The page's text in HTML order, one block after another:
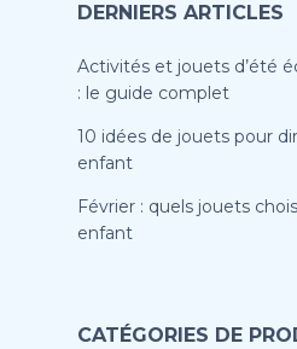
DERNIERS ARTICLES
Activités et jouets d’été
: le guide complet
10 idées de jouets pour
enfant
Février : quels jouets
enfant
CATÉGORIES DE